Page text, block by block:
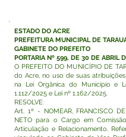
ESTADO DO ACRE
PREFEITURA MUNICIPAL DE
GABINETE DO PREFEITO
PORTARIA Nº 599, DE 30 DE ABRIL
O PREFEITO DO MUNICÍPIO DE
do Acre, no uso de suas
na Lei Orgânica do Município e
1.112/2025 e Lei nº 1.162/2025.
RESOLVE:
Art. 1º - NOMEAR, FRANCISCO
NETO para o Cargo em
Articulação e Relacionamento,